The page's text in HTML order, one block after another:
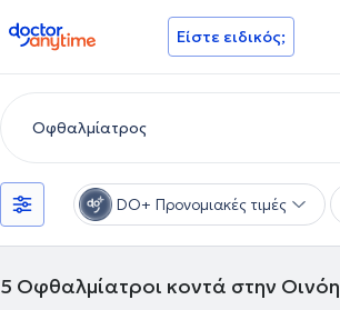
doctoranytime Είστε ειδικός;
DO+ Προνομιακές τιμές
5 Οφθαλμίατροι κοντά στην Οινόη